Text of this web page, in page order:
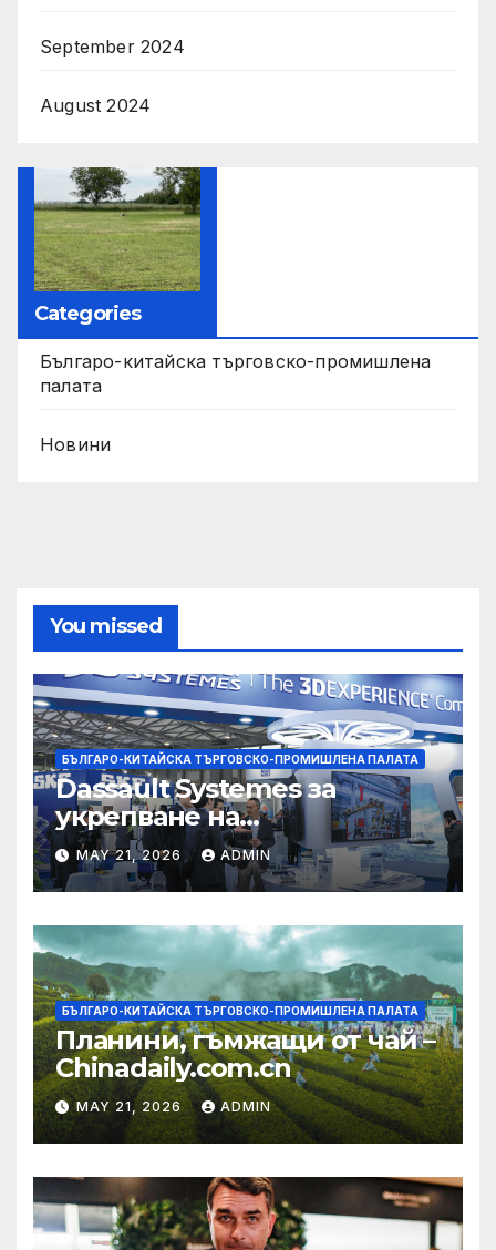
September 2024
August 2024
Categories
Българо-китайска търговско-промишлена
палата
Новини
You missed
БЪЛГАРО-КИТАЙСКА ТЪРГОВСКО-ПРОМИШЛЕНА ПАЛАТА
Dassault Systemes за
укрепване на
изграждането на AI
екосистема в Китай
MAY 21, 2026 ADMIN
БЪЛГАРО-КИТАЙСКА ТЪРГОВСКО-ПРОМИШЛЕНА ПАЛАТА
Планини, гъмжащи от чай –
Chinadaily.com.cn
MAY 21, 2026 ADMIN